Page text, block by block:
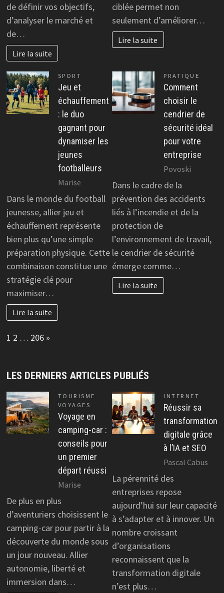
de définir vos objectifs,
d’analyser le marché et
de…
Lire la suite
ciblée permet non
seulement d’améliorer…
Lire la suite
SPORT
Jeu et
échauffement
: le duo
gagnant pour
dynamiser les
jeunes
footballeurs
Marise
Dans le monde du football
jeunesse, allier jeu et
échauffement représente
bien plus qu’une simple
préparation physique. Cette
combinaison constitue une
stratégie clé pour
maximiser…
Lire la suite
PRATIQUE
Comment
choisir le
cendrier de
sécurité idéal
pour votre
entreprise
Povoski
Dans le cadre de la
prévention des accidents
liés à l’incendie et de la
protection de
l’environnement de travail,
le cendrier de sécurité
émerge comme…
Lire la suite
Page:
1 2 … 206 Next
»
LES DERNIERS ARTICLES PUBLIÉS
TOURISME
VOYAGES
Voyage en
camping-car :
conseils pour
un premier
départ réussi
Marise
De plus en plus
d’aventuriers choisissent le
camping-car pour partir à la
découverte du monde sous
un jour nouveau. Allier
autonomie, liberté et
immersion dans…
INTERNET
Réussir sa
transformation
digitale grâce
à l’IA et SEO
Pascal Cabus
La pérennité des
entreprises repose
aujourd’hui sur leur capacité
à s’adapter et à innover. Un
nombre croissant
d’organisations
reconnaissent que la
transformation digitale
n’est plus…